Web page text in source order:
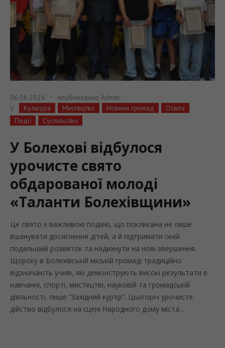
06.06.2026 опубліковано Admin
У
Культура Мистецтво Новини громад
Освіта
Події
Суспільство
У Болехові відбулося
урочисте свято
обдарованої молоді
«Таланти Болехівщини»
Це свято є важливою подією, що покликана не лише
вшанувати досягнення дітей, а й підтримати їхній
подальший розвиток та надихнути на нові звершення.
Щороку в Болехівській міській громаді традиційно
відзначають учнів, які демонструють високі результати в
навчанні, спорті, мистецтві, науковій та громадській
діяльності, пише “Західний кур’єр”. Цьогоріч урочисте
дійство відбулося на сцені Народного дому міста...